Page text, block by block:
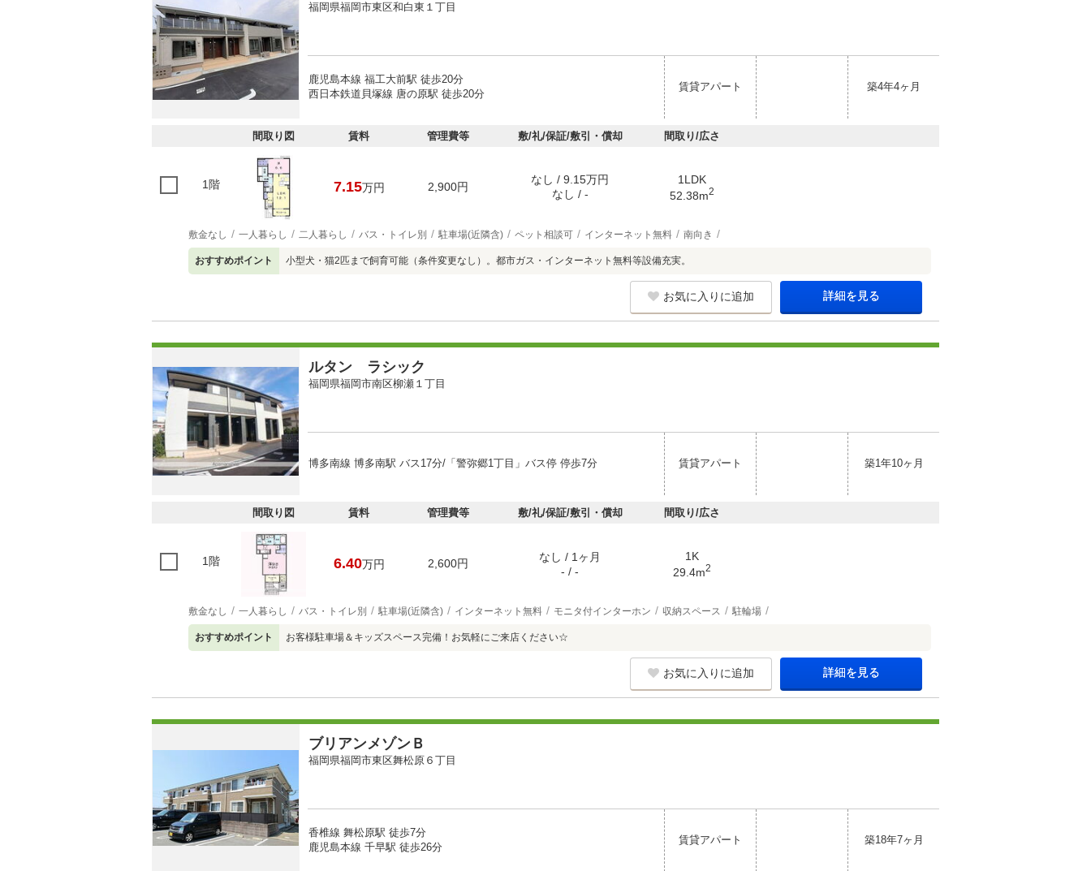
福岡県福岡市東区和白東１丁目
鹿児島本線 福工大前駅 徒歩20分
西日本鉄道貝塚線 唐の原駅 徒歩20分
賃貸アパート 築4年4ヶ月
間取り図 賃料 管理費等 敷/礼/保証/敷引・償却 間取り/広さ
1階 7.15万円 2,900円
なし / 9.15万円
なし / -
1LDK
52.38m2
敷金なし 一人暮らし 二人暮らし バス・トイレ別 駐車場(近隣含) ペット相談可 インターネット無料 南向き
おすすめポイント 小型犬・猫2匹まで飼育可能（条件変更なし）。都市ガス・インターネット無料等設備充実。
お気に入りに追加 詳細を見る
ルタン ラシック
福岡県福岡市南区柳瀬１丁目
博多南線 博多南駅 バス17分/「警弥郷1丁目」バス停 停歩7分 賃貸アパート 築1年10ヶ月
間取り図 賃料 管理費等 敷/礼/保証/敷引・償却 間取り/広さ
1階 6.40万円 2,600円
なし / 1ヶ月
- / -
1K
29.4m2
敷金なし 一人暮らし バス・トイレ別 駐車場(近隣含) インターネット無料 モニタ付インターホン 収納スペース 駐輪場
おすすめポイント お客様駐車場＆キッズスペース完備！お気軽にご来店ください☆
お気に入りに追加 詳細を見る
ブリアンメゾンＢ
福岡県福岡市東区舞松原６丁目
香椎線 舞松原駅 徒歩7分
鹿児島本線 千早駅 徒歩26分
賃貸アパート 築18年7ヶ月